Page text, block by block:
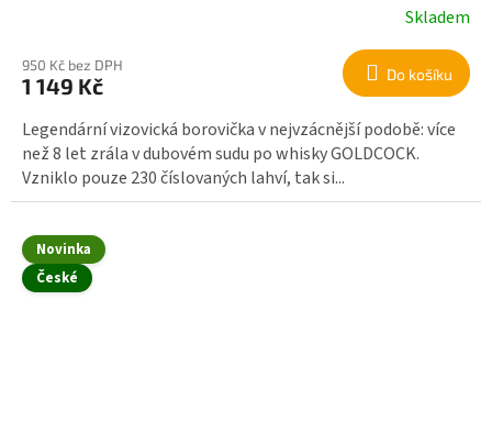
Skladem
950 Kč bez DPH
1 149 Kč Do košíku
Legendární vizovická borovička v nejvzácnější podobě: více
než 8 let zrála v dubovém sudu po whisky GOLDCOCK.
Vzniklo pouze 230 číslovaných lahví, tak si...
Novinka
České